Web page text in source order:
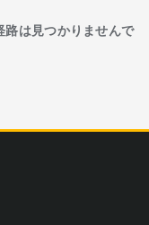
路は見つかりませんで